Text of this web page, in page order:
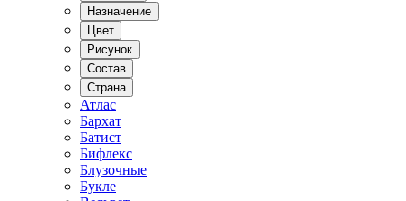
Назначение
Цвет
Рисунок
Состав
Страна
Атлас
Бархат
Батист
Бифлекс
Блузочные
Букле